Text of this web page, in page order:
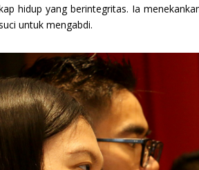
hidup yang berintegritas. Ia
untuk mengabdi.